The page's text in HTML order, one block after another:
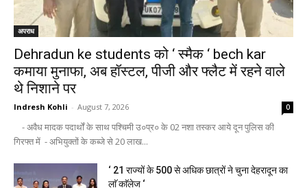
अपराध
Dehradun ke students को ‘ स्मैक ‘ bech kar
कमाया मुनाफा, अब हॉस्टल, पीजी और फ्लैट में रहने वाले
थे निशाने पर
Indresh Kohli - August 7, 2026 0
- अवैध मादक पदार्थों के साथ पश्चिमी उ०प्र० के 02 नशा तस्कर आये दून पुलिस की
गिरफ्त में - अभियुक्तों के कब्जे से 20 लाख...
‘ 21 राज्यों के 500 से अधिक छात्रों ने चुना देहरादून का
लाॅ काॅलेज ‘